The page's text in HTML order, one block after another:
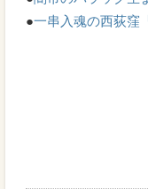
●一串入魂の西荻窪